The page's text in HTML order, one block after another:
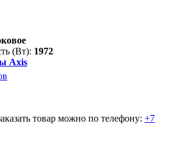
(Вт): 1972
Axis
товар можно по телефону: +7